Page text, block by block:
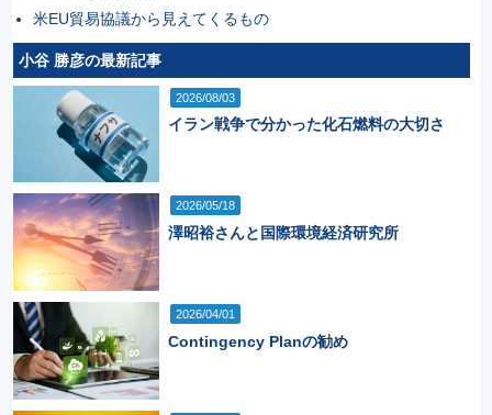
米EU貿易協議から見えてくるもの
小谷 勝彦の最新記事
2026/08/03
イラン戦争で分かった化石燃料の大切さ
2026/05/18
澤昭裕さんと国際環境経済研究所
2026/04/01
Contingency Planの勧め